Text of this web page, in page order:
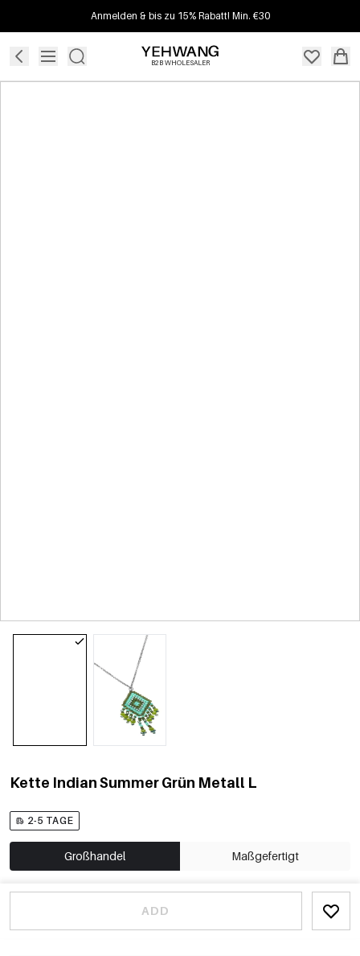
Anmelden & bis zu 15% Rabatt! Min. €30
B2B WHOLESALER
Kette Indian Summer Grün Metall L
2-5 TAGE
Großhandel Maßgefertigt
ADD